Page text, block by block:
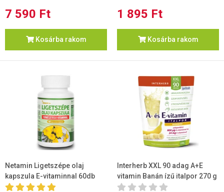
7 590 Ft
Kosárba rakom
1 895 Ft
Kosárba rakom
Netamin Ligetszépe olaj
kapszula E-vitaminnal 60db
Interherb XXL 90 adag A+E
vitamin Banán ízű italpor 270 g